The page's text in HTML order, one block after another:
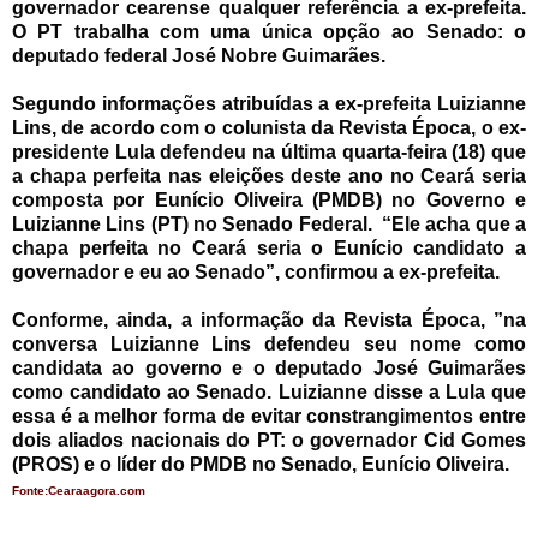
governador cearense qualquer referência a ex-prefeita.
O PT trabalha com uma única opção ao Senado: o
deputado federal José Nobre Guimarães.
Segundo informações atribuídas a ex-prefeita Luizianne
Lins, de acordo com o colunista da Revista Época, o ex-
presidente Lula defendeu na última quarta-feira (18) que
a chapa perfeita nas eleições deste ano no Ceará seria
composta por Eunício Oliveira (PMDB) no Governo e
Luizianne Lins (PT) no Senado Federal. “Ele acha que a
chapa perfeita no Ceará seria o Eunício candidato a
governador e eu ao Senado”, confirmou a ex-prefeita.
Conforme, ainda, a informação da Revista Época, ”na
conversa Luizianne Lins defendeu seu nome como
candidata ao governo e o deputado José Guimarães
como candidato ao Senado. Luizianne disse a Lula que
essa é a melhor forma de evitar constrangimentos entre
dois aliados nacionais do PT: o governador Cid Gomes
(PROS) e o líder do PMDB no Senado, Eunício Oliveira.
Fonte:Cearaagora.com